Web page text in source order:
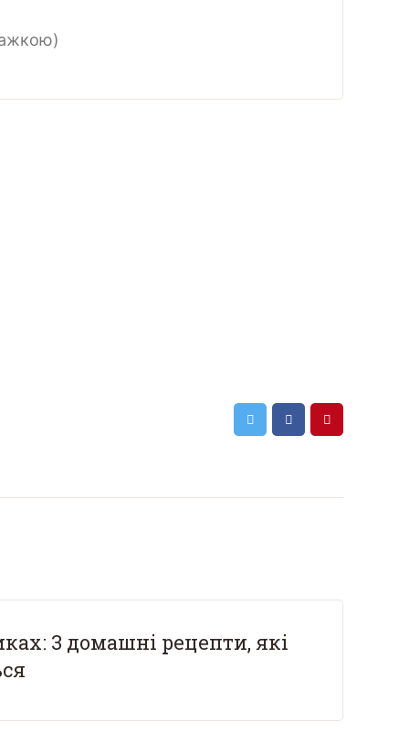
3 домашні рецепти, які